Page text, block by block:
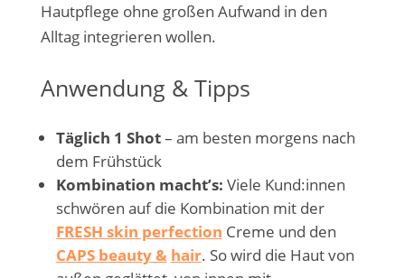
Hautpflege ohne großen Aufwand in den
Alltag integrieren wollen.
Anwendung & Tipps
Täglich 1 Shot– am besten morgens nach
dem Frühstück
Kombination macht’s: Viele Kund:innen
schwören auf die Kombination mit der
FRESH skin perfection Creme und den
CAPS beauty & hair. So wird die Haut von